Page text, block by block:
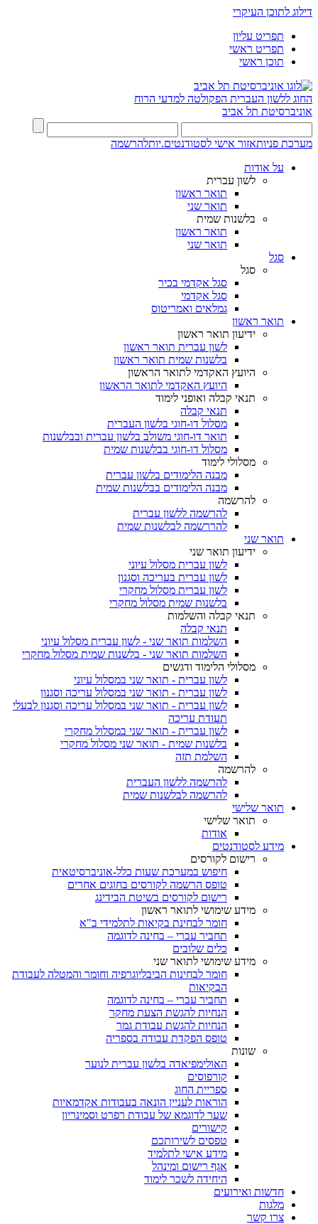
דילוג לתוכן העיקרי
תפריט עליון
תפריט ראשי
תוכן ראשי
החוג ללשון העברית הפקולטה למדעי הרוח
אוניברסיטת תל אביב
מערכת פניותאזור אישי לסטודנטים.יותלהרשמה
על אודות
לשון עברית
תואר ראשון
תואר שני
בלשנות שמית
תואר ראשון
תואר שני
סגל
סגל
סגל אקדמי בכיר
סגל אקדמי
גמלאים ואמריטוס
תואר ראשון
ידיעון תואר ראשון
לשון עברית תואר ראשון
בלשנות שמית תואר ראשון
היועץ האקדמי לתואר הראשון
היועץ האקדמי לתואר הראשון
תנאי קבלה ואופני לימוד
תנאי קבלה
מסלול דו-חוגי בלשון העברית
תואר דו-חוגי משולב בלשון עברית ובבלשנות
מסלול דו-חוגי בבלשנות שמית
מסלולי לימוד
מבנה הלימודים בלשון עברית
מבנה הלימודים בבלשנות שמית
להרשמה
להרשמה ללשון עברית
להררשמה לבלשנות שמית
תואר שני
ידיעון תואר שני
לשון עברית מסלול עיוני
לשון עברית בעריכה וסגנון
לשון עברית מסלול מחקרי
בלשנות שמית מסלול מחקרי
תנאי קבלה והשלמות
תנאי קבלה
השלמות תואר שני - לשון עברית מסלול עיוני
השלמות תואר שני - בלשנות שמית מסלול מחקרי
מסלולי הלימוד ודגשים
לשון עברית - תואר שני במסלול עיוני
לשון עברית - תואר שני במסלול עריכה וסגנון
לשון עברית - תואר שני במסלול עריכה וסגנון לבעלי
תעודת עריכה
לשון עברית - תואר שני במסלול מחקרי
בלשנות שמית - תואר שני מסלול מחקרי
השלמת תזה
להרשמה
להרשמה ללשון העברית
להרשמה לבלשנות שמית
תואר שלישי
תואר שלישי
אודות
מידע לסטודנטים
רישום לקורסים
חיפוש במערכת שעות כלל-אוניברסיטאית
טופס הרשמה לקורסים בחוגים אחרים
רישום לקורסים בשיטת הבידינג
מידע שימושי לתואר ראשון
חומר לבחינת בקיאות לתלמידי ב"א
תחביר עברי – בחינה לדוגמה
כלים שלובים
מידע שימושי לתואר שני
חומר לבחינות הביבליוגרפיה וחומר והמטלה לעבודת
הבקיאות
תחביר עברי – בחינה לדוגמה
הנחיות להגשת הצעת מחקר
הנחיות להגשת עבודת גמר
טופס הפקדת עבודה בספריה
שונות
האולימפיאדה בלשון עברית לנוער
קורפוסים
ספריית החוג
הוראות לעניין הונאה בעבודות אקדמאיות
שער לדוגמא של עבודת רפרט וסמינריון
קישורים
טפסים לשירותכם
מידע אישי לתלמיד
אגף רישום ומינהל
היחידה לשכר לימוד
חדשות ואירועים
מלגות
צרו קשר